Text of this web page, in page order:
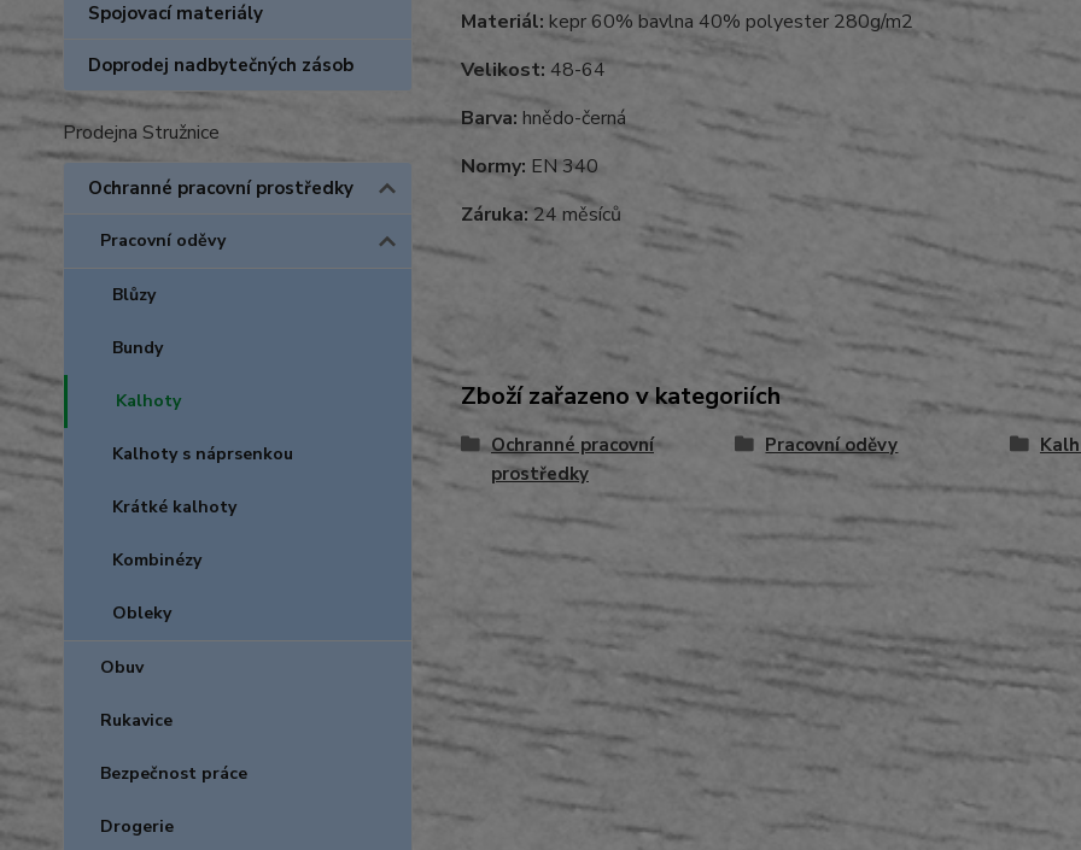
Spojovací materiály
Doprodej nadbytečných zásob
Prodejna Stružnice
Ochranné pracovní prostředky
Pracovní oděvy
Blůzy
Bundy
Kalhoty
Kalhoty s náprsenkou
Krátké kalhoty
Kombinézy
Obleky
Obuv
Rukavice
Bezpečnost práce
Drogerie
Materiál: kepr 60% bavlna 40% polyester 280g/m2
Velikost: 48-64
Barva: hnědo-černá
Normy: EN 340
Záruka:24 měsíců
Zboží zařazeno v kategoriích
Ochranné pracovní
prostředky
Pracovní oděvy